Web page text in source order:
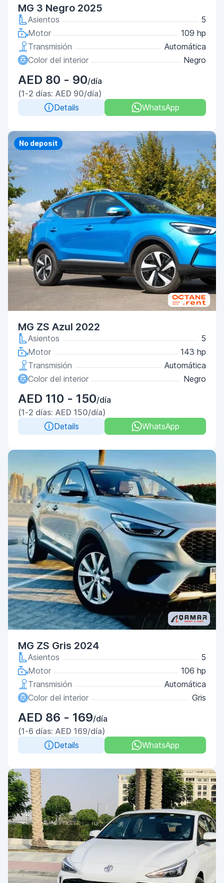
MG 3 Negro 2025
Asientos
5
Motor
109 hp
Transmisión
Automática
Color del interior
Negro
AED 80 - 90/día
(1-2 días: AED 90/día)
Details
WhatsApp
Priority
No deposit
MG ZS Azul 2022
Asientos
5
Motor
143 hp
Transmisión
Automática
Color del interior
Negro
AED 110 - 150/día
(1-2 días: AED 150/día)
Details
WhatsApp
MG ZS Gris 2024
Asientos
5
Motor
106 hp
Transmisión
Automática
Color del interior
Gris
AED 86 - 169/día
(1-6 días: AED 169/día)
Details
WhatsApp